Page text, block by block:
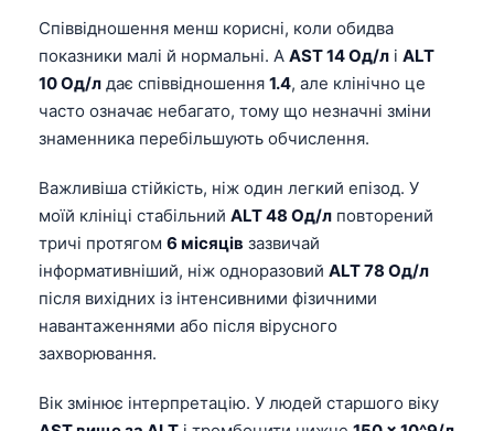
Співвідношення менш корисні, коли обидва
показники малі й нормальні. А AST 14 Од/л і ALT
10 Од/л дає співвідношення 1.4, але клінічно це
часто означає небагато, тому що незначні зміни
знаменника перебільшують обчислення.
Важливіша стійкість, ніж один легкий епізод. У
моїй клініці стабільний ALT 48 Од/л повторений
тричі протягом 6 місяців зазвичай
інформативніший, ніж одноразовий ALT 78 Од/л
після вихідних із інтенсивними фізичними
навантаженнями або після вірусного
захворювання.
Вік змінює інтерпретацію. У людей старшого віку